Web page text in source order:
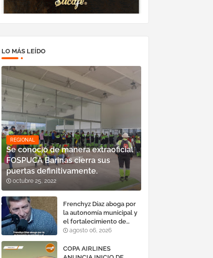
LO MÁS LEÍDO
REGIONAL
Se conoció de manera extraoficial
FOSPUCA Barinas cierra sus
puertas definitivamente.
octubre 25, 2022
Frenchyz Díaz aboga por
la autonomía municipal y
el fortalecimiento de
servicios públicos
agosto 06, 2026
COPA AIRLINES